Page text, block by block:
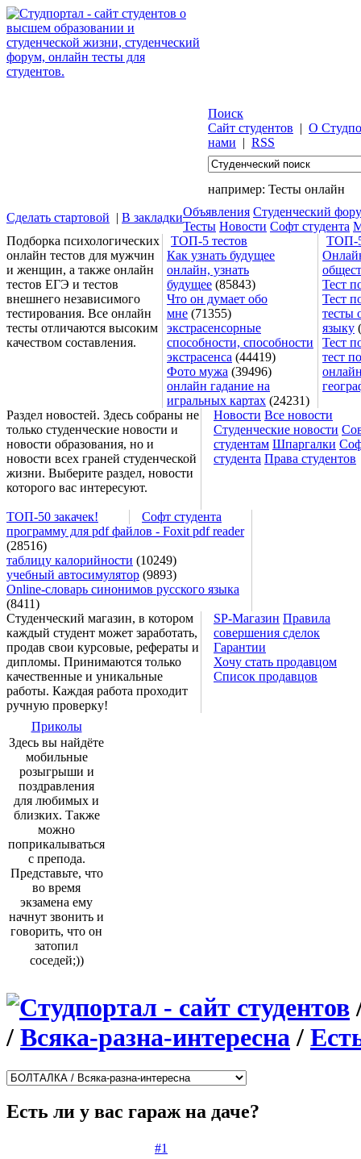
Поиск
Сайт студентов | О
нами | RSS
например: Тесты онлайн
Сделать стартовой | В закладкиОбъявления Студенческий
Тесты Новости Софт студента
Подборка психологических
онлайн тестов для мужчин
и женщин, а также онлайн
тестов ЕГЭ и тестов
внешнего независимого
тестирования. Все онлайн
тесты отличаются высоким
качеством составления.
ТОП-5 тестов
ТОП-
Как узнать будущее
онлайн, узнать
будущее (85843)
Что он думает обо
мне (71355)
экстрасенсорные
способности, способности
экстрасенса (44419)
Фото мужа (39496)
онлайн гадание на
игральных картах (24231)
Тест
Тест
тесты
языку
Тест
тест
Раздел новостей. Здесь собраны не
только студенческие новости и
новости образования, но и
новости всех граней студенческой
жизни. Выберите раздел, новости
которого вас интересуют.
Новости Все новости
Студенческие новости
студентам Шпаргалки
студента Права студентов
ТОП-50 закачек!
Софт студента
программу для pdf файлов - Foxit pdf reader
(28516)
таблицу калорийности (10249)
учебный автосимулятор (9893)
Online-словарь синонимов русского языка
(8411)
Студенческий магазин, в котором
каждый студент может заработать,
продав свои курсовые, рефераты и
дипломы. Принимаются только
качественные и уникальные
работы. Каждая работа проходит
ручную проверку!
SP-Магазин Правила
совершения сделок
Гарантии
Хочу стать продавцом
Список продавцов
Приколы
Здесь вы найдёте
мобильные
розыгрыши и
поздравления
для любимых и
близких. Также
можно
поприкалываться
с препода.
Представьте, что
во время
экзамена ему
начнут звонить и
говорить, что он
затопил
соседей;))
/ Всяка-разна-интересна/
Есть ли у вас гараж на даче?
#1